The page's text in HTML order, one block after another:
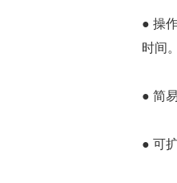
● 操
时间
● 简
● 可